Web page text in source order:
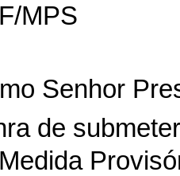
MPS
Senhor
de